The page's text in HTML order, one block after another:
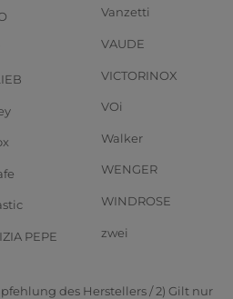
PEPE
Vanzetti
VAUDE
VICTORINOX
VOi
Walker
WENGER
WINDROSE
zwei
des Herstellers / 2) Gilt nur